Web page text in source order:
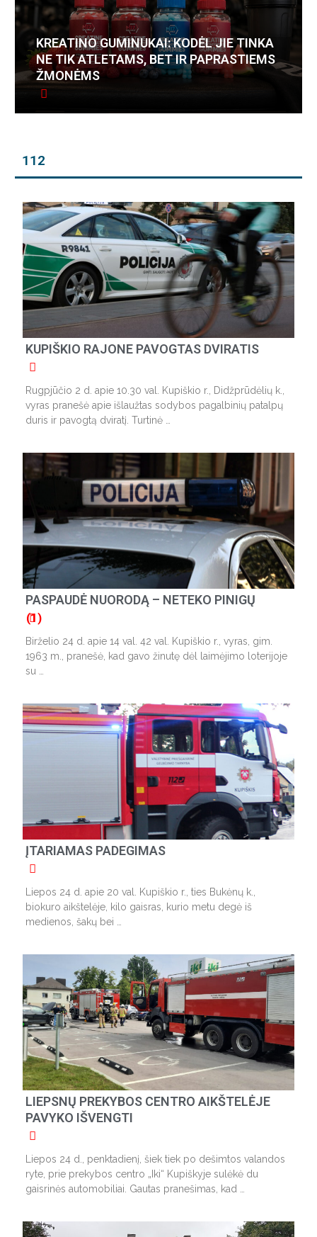
KREATINO GUMINUKAI: KODĖL JIE TINKA
NE TIK ATLETAMS, BET IR PAPRASTIEMS
ŽMONĖMS
112
KUPIŠKIO RAJONE PAVOGTAS DVIRATIS
Rugpjūčio 2 d. apie 10.30 val. Kupiškio r., Didžprūdėlių k.,
vyras pranešė apie išlaužtas sodybos pagalbinių patalpų
duris ir pavogtą dviratį. Turtinė …
PASPAUDĖ NUORODĄ – NETEKO PINIGŲ
(1)
Birželio 24 d. apie 14 val. 42 val. Kupiškio r., vyras, gim.
1963 m., pranešė, kad gavo žinutę dėl laimėjimo loterijoje
su …
ĮTARIAMAS PADEGIMAS
Liepos 24 d. apie 20 val. Kupiškio r., ties Bukėnų k.,
biokuro aikštelėje, kilo gaisras, kurio metu degė iš
medienos, šakų bei …
LIEPSNŲ PREKYBOS CENTRO AIKŠTELĖJE
PAVYKO IŠVENGTI
Liepos 24 d., penktadienį, šiek tiek po dešimtos valandos
ryte, prie prekybos centro „Iki“ Kupiškyje sulėkė du
gaisrinės automobiliai. Gautas pranešimas, kad …